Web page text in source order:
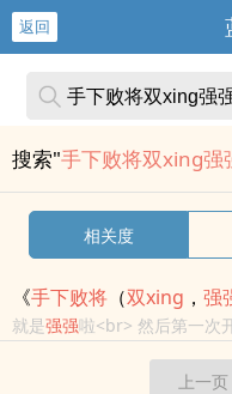
返回
搜索"手下败将双xing强
相关度
《手下败将 （双xing ， 强
就是强强啦<br> 然后第一次开文<br> 从tou到尾1v1√<br> 强攻强受
上一页